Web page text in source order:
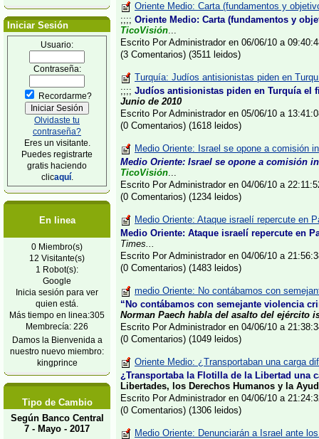
Iniciar Sesión
Usuario:
Contraseña:
Recordarme?
Olvidaste tu
contraseña?
Eres un visitante.
Puedes registrarte
gratis haciendo
clicaquí.
En linea
0 Miembro(s)
12 Visitante(s)
1 Robot(s):
Google
Inicia sesión para ver
quien está.
Más tiempo en linea:305
Membrecía: 226
Damos la Bienvenida a
nuestro nuevo miembro:
kingprince
Tipo de Cambio
Según Banco Central
7 - Mayo - 2017
Oriente Medio: Carta (fundamentos y
;;;; Oriente Medio: Carta (fundamentos y
TicoVisión...
Escrito Por Administrador en 06/06/10 a
(3 Comentarios) (3511 leidos)
Turquía: Judíos antisionistas piden en
;;;; Judíos antisionistas piden en Turquía el
Junio de 2010
Escrito Por Administrador en 05/06/10 a
(0 Comentarios) (1618 leidos)
Medio Oriente: Israel se opone a comisión
Medio Oriente: Israel se opone a comisión
TicoVisión...
Escrito Por Administrador en 04/06/10 a
(0 Comentarios) (1234 leidos)
Medio Oriente: Ataque israelí repercute en
Medio Oriente: Ataque israelí repercute en
Times...
Escrito Por Administrador en 04/06/10 a
(0 Comentarios) (1483 leidos)
medio Oriente: No contábamos con
“No contábamos con semejante violencia
Norman Paech habla del asalto del ejército
Escrito Por Administrador en 04/06/10 a
(0 Comentarios) (1049 leidos)
Oriente Medio: ¿Transportaban una carga
¿Transportaba la Flotilla de la Libertad una
Libertades, los Derechos Humanos y la
Escrito Por Administrador en 04/06/10 a
(0 Comentarios) (1306 leidos)
Medio Oriente: Denunciarán a Israel ante